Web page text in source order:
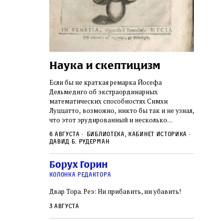
не
иврит,
и
как
человек,
возмущение
Наука и скептицизм
Если бы не краткая ремарка Йосефа
Дельмедиго об экстраординарных
математических способностях Симхи
Луццатто, возможно, никто бы так и не узнал,
что этот эрудированный и несколько
какое‑то отношение к научной деятельности.
из раввинов Венеции
6 августа
Библиотека, кабинет историка
Давид Б. Рудерман
Борух Горин
колонка редактора
Двар Тора. Реэ: Ни прибавить, ни убавить!
3 августа